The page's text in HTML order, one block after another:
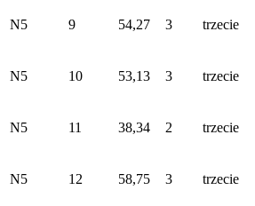
N5 9 54,27 3 trzecie
N5 10 53,13 3 trzecie
N5 11 38,34 2 trzecie
N5 12 58,75 3 trzecie